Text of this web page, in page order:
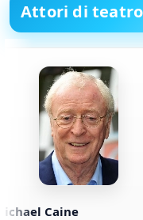
Attori di
Caine